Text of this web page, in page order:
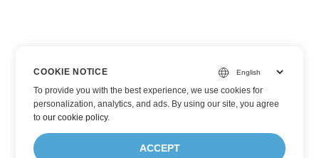
COOKIE NOTICE
To provide you with the best experience, we use cookies for
personalization, analytics, and ads. By using our site, you agree
toour cookie policy.
ACCEPT